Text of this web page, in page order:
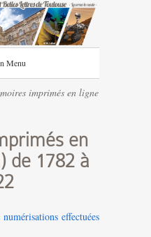
Menu
imprimés en ligne
en
de 1782 à
effectuées